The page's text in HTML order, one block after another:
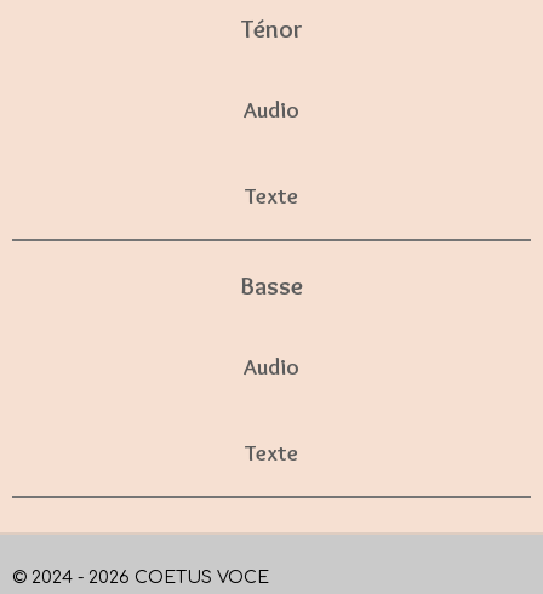
Ténor
Audio
Texte
Basse
Audio
Texte
© 2024 - 2026 COETUS VOCE